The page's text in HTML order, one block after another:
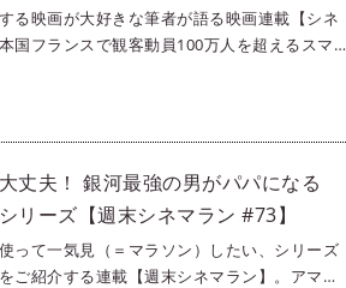
る映画が大好きな筆者が語る映画連載【シネ
国フランスで観客動員100万人を超えるスマ
丈夫！ 銀河最強の男がパパになる
リーズ【週末シネマラン #73】
って一気見（＝マラソン）したい、シリーズ
ご紹介する連載【週末シネマラン】。アマプ